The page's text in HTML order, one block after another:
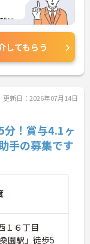
業
詳
してもらう
更新日：2026年07月14日
分！賞与4.1ヶ
手の募集です
１６丁目
園駅」徒歩5